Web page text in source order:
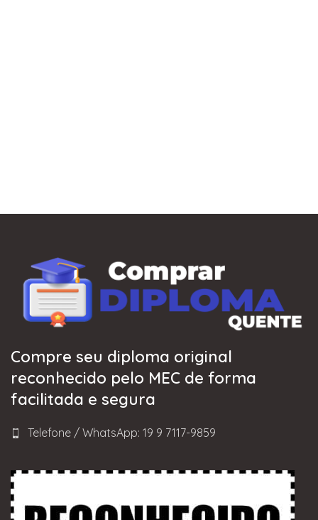
Compre seu diploma original
reconhecido pelo MEC de forma
facilitada e segura
Telefone / WhatsApp: 19 9 7117-9859